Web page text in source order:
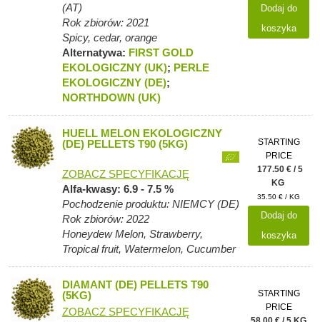
(AT)
Rok zbiorów: 2021
Spicy, cedar, orange
Alternatywa: FIRST GOLD
EKOLOGICZNY (UK); PERLE
EKOLOGICZNY (DE);
NORTHDOWN (UK)
Dodaj do
koszyka
HUELL MELON EKOLOGICZNY
(DE) PELLETS T90 (5KG)
ZOBACZ SPECYFIKACJĘ
Alfa-kwasy: 6.9 - 7.5 %
Pochodzenie produktu: NIEMCY (DE)
Rok zbiorów: 2022
Honeydew Melon, Strawberry,
Tropical fruit, Watermelon, Cucumber
STARTING
PRICE
177.50 € / 5
KG
35.50 € / KG
Dodaj do
koszyka
DIAMANT (DE) PELLETS T90
(5KG)
ZOBACZ SPECYFIKACJĘ
STARTING
PRICE